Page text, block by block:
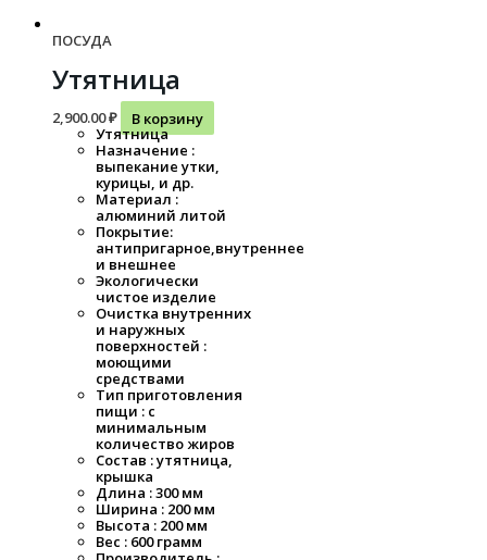
ПОСУДА
Утятница
2,900.00₽
В корзину
Утятница
Назначение :
выпекание утки,
курицы, и др.
Материал :
алюминий литой
Покрытие:
антипригарное,внутреннее
и внешнее
Экологически
чистое изделие
Очистка внутренних
и наружных
поверхностей :
моющими
средствами
Тип приготовления
пищи : с
минимальным
количество жиров
Состав : утятница,
крышка
Длина : 300 мм
Ширина : 200 мм
Высота : 200 мм
Вес : 600 грамм